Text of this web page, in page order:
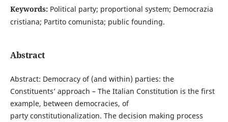
Keywords: Political party; proportional system; Democrazia
cristiana; Partito comunista; public founding.
Abstract
Abstract: Democracy of (and within) parties: the
Constituents’ approach – The Italian Constitution is the first
example, between democracies, of
party constitutionalization. The decision making process